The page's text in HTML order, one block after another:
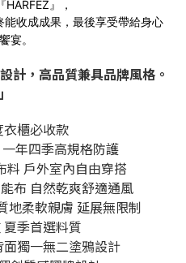
』，
收成成果，最後享受帶給身心
宴。
計，高品質兼具品牌風格。
櫃必收款
年四季高規格防護
料 戶外室內自由穿搭
布 自然乾爽舒適通風
地柔軟親膚 延展無限制
季首選料質
獨一無二塗鴉設計